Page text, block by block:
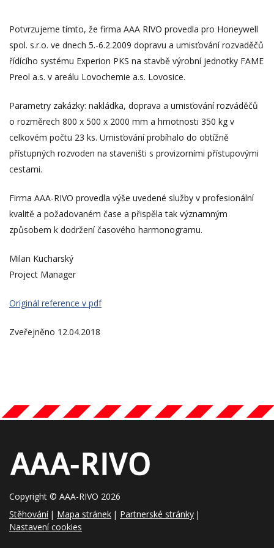
Potvrzujeme tímto, že firma AAA RIVO provedla pro Honeywell
spol. s.r.o. ve dnech 5.-6.2.2009 dopravu a umisťování rozvaděčů
řídícího systému Experion PKS na stavbě výrobní jednotky FAME
Preol a.s. v areálu Lovochemie a.s. Lovosice.
Parametry zakázky: nakládka, doprava a umisťování rozváděčů
o rozměrech 800 x 500 x 2000 mm a hmotnosti 350 kg v
celkovém počtu 23 ks. Umisťování probíhalo do obtížně
přístupných rozvoden na staveništi s provizorními přístupovými
cestami.
Firma AAA-RIVO provedla výše uvedené služby v profesionální
kvalitě a požadovaném čase a přispěla tak významným
způsobem k dodržení časového harmonogramu.
Milan Kucharský
Project Manager
Originál reference v pdf
Zveřejněno 12.04.2018
Copyright © AAA-RIVO 2026
Stěhování
Mapa stránek
Partnerské stránky
Nastavení cookies